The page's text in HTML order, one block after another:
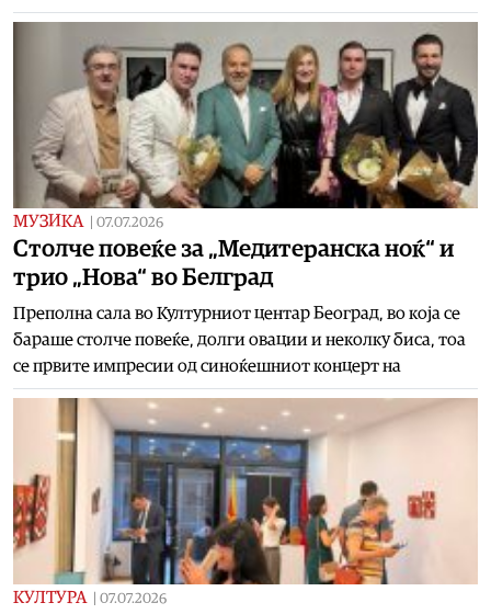
МУЗИКА 07.07.2026
Столче повеќе за „Медитеранска ноќ“ и
трио „Нова“ во Белград
Преполна сала во Културниот центар Београд, во која се
бараше столче повеќе, долги овации и неколку биса, тоа
се првите импресии од синоќешниот концерт на
КУЛТУРА 07.07.2026